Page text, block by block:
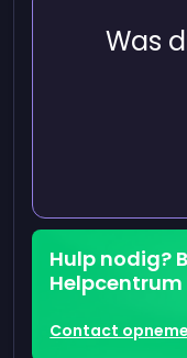
Was
Hulp nodig?
Helpcentrum
Contact